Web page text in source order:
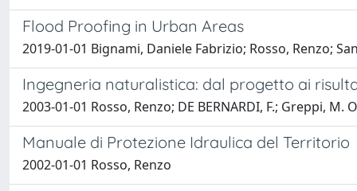
Flood Proofing in Urban Areas
2019-01-01 Bignami, Daniele Fabrizio; Rosso, Renzo;
Ingegneria naturalistica: dal progetto ai
2003-01-01 Rosso, Renzo; DE BERNARDI, F.; Greppi, M.
Manuale di Protezione Idraulica del Territorio
2002-01-01 Rosso, Renzo